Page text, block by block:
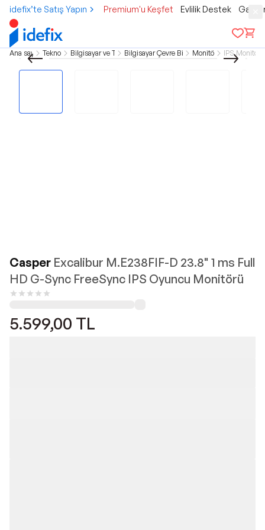
idefix’te Satış Yapın Premium'u Keşfet Evlilik Destek
Ana sayfa Teknoloji Bilgisayar ve TabletBilgisayar Çevre BirimleriMonitörler IPS
Casper Excalibur M.E238FIF-D 23.8" 1 ms Full
HD G-Sync FreeSync IPS Oyuncu Monitörü
5.599,00 TL